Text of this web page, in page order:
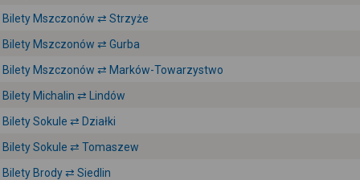
Bilety Mszczonów ⇄ Strzyże
Bilety Mszczonów ⇄ Gurba
Bilety Mszczonów ⇄ Marków-Towarzystwo
Bilety Michalin ⇄ Lindów
Bilety Sokule ⇄ Działki
Bilety Sokule ⇄ Tomaszew
Bilety Brody ⇄ Siedlin